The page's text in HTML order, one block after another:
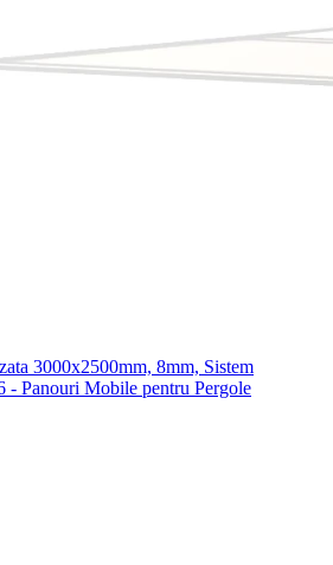
3000x2500mm, 8mm, Sistem
Panouri Mobile pentru Pergole